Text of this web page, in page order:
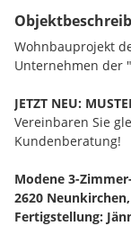
Wohnbauprojekt
Unternehmen der
JETZT NEU:
Vereinbaren Sie
Kundenberatung!
Modene 3-
2620
Fertigstellung: